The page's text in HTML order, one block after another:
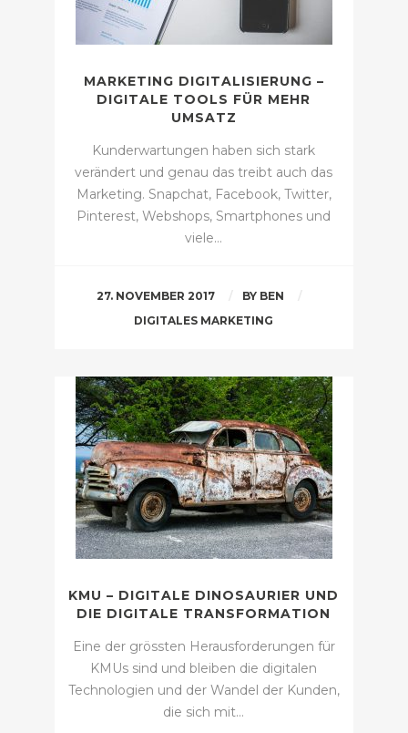
MARKETING DIGITALISIERUNG –
DIGITALE TOOLS FÜR MEHR
UMSATZ
Kunderwartungen haben sich stark
verändert und genau das treibt auch das
Marketing. Snapchat, Facebook, Twitter,
Pinterest, Webshops, Smartphones und
viele…
27. NOVEMBER 2017 BYBEN
DIGITALES MARKETING
KMU – DIGITALE DINOSAURIER UND
DIE DIGITALE TRANSFORMATION
Eine der grössten Herausforderungen für
KMUs sind und bleiben die digitalen
Technologien und der Wandel der Kunden,
die sich mit…